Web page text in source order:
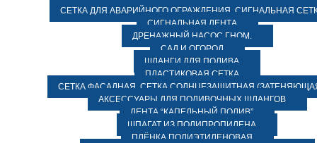
СЕТКА ДЛЯ АВАРИЙНОГО ОГРАЖДЕНИЯ, СИГНАЛЬНАЯ
СИГНАЛЬНАЯ ЛЕНТА
ДРЕНАЖНЫЙ НАСОС ГНОМ.
САД И ОГОРОД
ШЛАНГИ ДЛЯ ПОЛИВА
ПЛАСТИКОВАЯ СЕТКА
СЕТКА ФАСАДНАЯ. СЕТКА СОЛНЦЕЗАЩИТНАЯ
АКСЕССУАРЫ ДЛЯ ПОЛИВОЧНЫХ ШЛАНГОВ
ЛЕНТА “КАПЕЛЬНЫЙ ПОЛИВ”
ШПАГАТ ИЗ ПОЛИПРОПИЛЕНА
ПЛЁНКА ПОЛИЭТИЛЕНОВАЯ